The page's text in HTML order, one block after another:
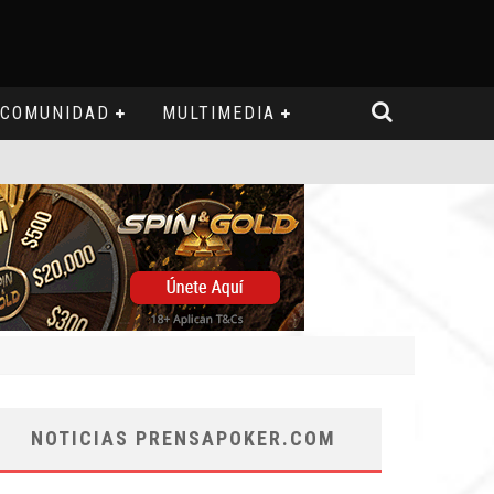
COMUNIDAD MULTIMEDIA
NOTICIAS PRENSAPOKER.COM